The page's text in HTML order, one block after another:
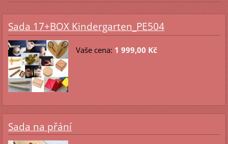
Sada 17+BOX Kindergarten_PE504
Vaše cena: 1 999,00 Kč
Sada na přání